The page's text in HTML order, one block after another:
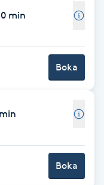
min
Boka
Boka